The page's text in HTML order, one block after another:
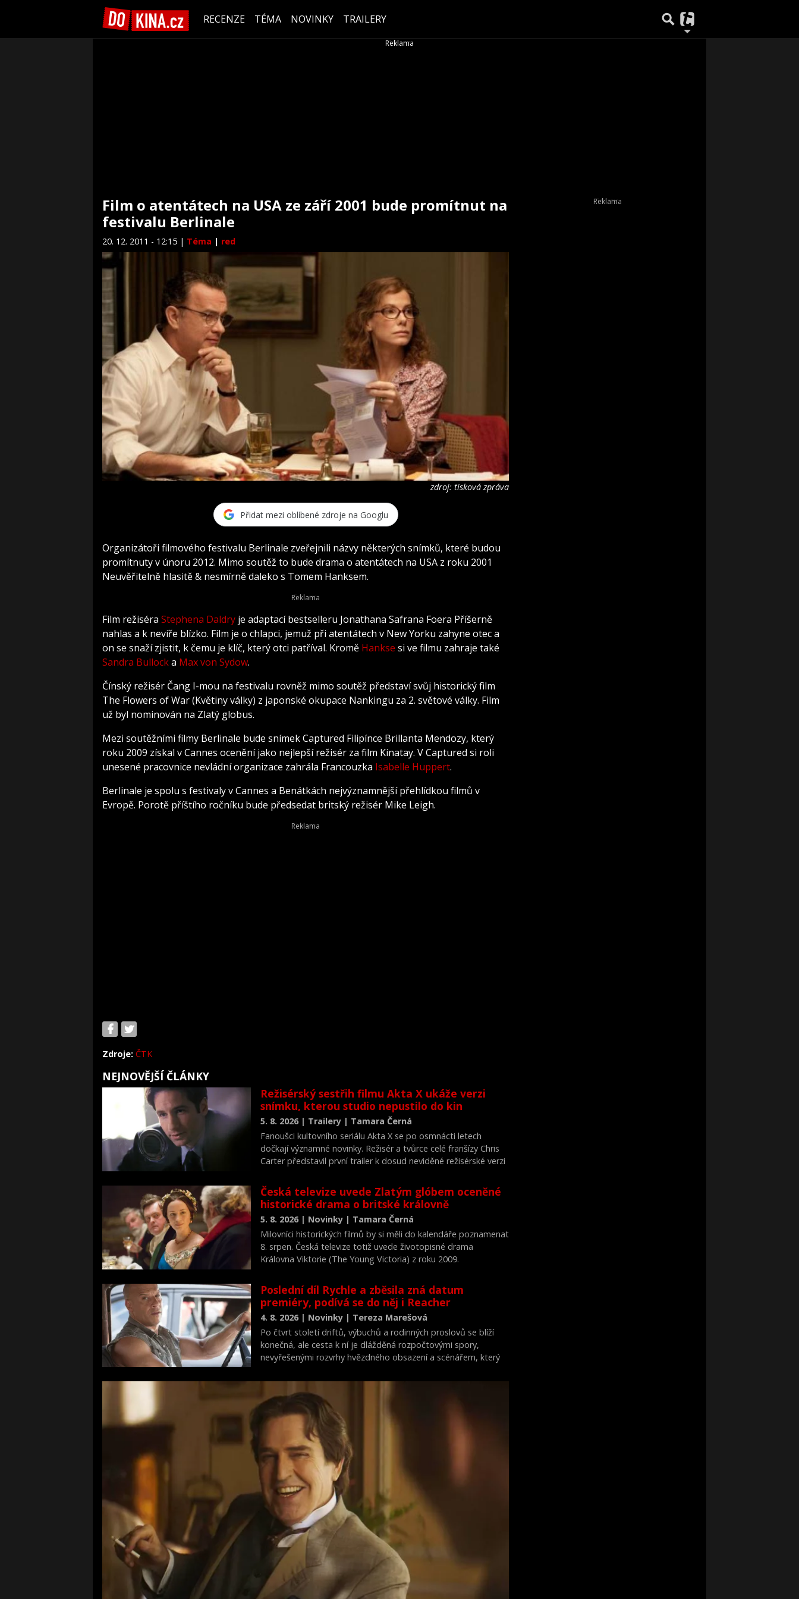
RECENZE TÉMA NOVINKY TRAILERY
Film o atentátech na USA ze září 2001 bude promítnut na
festivalu Berlinale
20. 12. 2011 - 12:15 | Téma | red
zdroj: tisková zpráva
Přidat mezi oblíbené zdroje na Googlu
Organizátoři filmového festivalu Berlinale zveřejnili názvy některých snímků, které budou
promítnuty v únoru 2012. Mimo soutěž to bude drama o atentátech na USA z roku 2001
Neuvěřitelně hlasitě & nesmírně daleko s Tomem Hanksem.
Film režiséra Stephena Daldry je adaptací bestselleru Jonathana Safrana Foera Příšerně
nahlas a k nevíře blízko. Film je o chlapci, jemuž při atentátech v New Yorku zahyne otec a
on se snaží zjistit, k čemu je klíč, který otci patříval. Kromě Hankse si ve filmu zahraje také
Sandra Bullocka Max von Sydow.
Čínský režisér Čang I-mou na festivalu rovněž mimo soutěž představí svůj historický film
The Flowers of War (Květiny války) z japonské okupace Nankingu za 2. světové války. Film
už byl nominován na Zlatý globus.
Mezi soutěžními filmy Berlinale bude snímek Captured Filipínce Brillanta Mendozy, který
roku 2009 získal v Cannes ocenění jako nejlepší režisér za film Kinatay. V Captured si roli
unesené pracovnice nevládní organizace zahrála Francouzka Isabelle Huppert.
Berlinale je spolu s festivaly v Cannes a Benátkách nejvýznamnější přehlídkou filmů v
Evropě. Porotě příštího ročníku bude předsedat britský režisér Mike Leigh.
Zdroje: ČTK
NEJNOVĚJŠÍ ČLÁNKY
Režisérský sestřih filmu Akta X ukáže verzi
snímku, kterou studio nepustilo do kin
5. 8. 2026 | Trailery | Tamara Černá
Fanoušci kultovního seriálu Akta X se po osmnácti letech
dočkají významné novinky. Režisér a tvůrce celé franšízy Chris
Carter představil první trailer k dosud neviděné režisérské verzi
Česká televize uvede Zlatým glóbem oceněné
historické drama o britské královně
5. 8. 2026 | Novinky | Tamara Černá
Milovníci historických filmů by si měli do kalendáře poznamenat
8. srpen. Česká televize totiž uvede životopisné drama
Královna Viktorie (The Young Victoria) z roku 2009.
Poslední díl Rychle a zběsila zná datum
premiéry, podívá se do něj i Reacher
4. 8. 2026 | Novinky | Tereza Marešová
Po čtvrt století driftů, výbuchů a rodinných proslovů se blíží
konečná, ale cesta k ní je dlážděná rozpočtovými spory,
nevyřešenými rozvrhy hvězdného obsazení a scénářem, který